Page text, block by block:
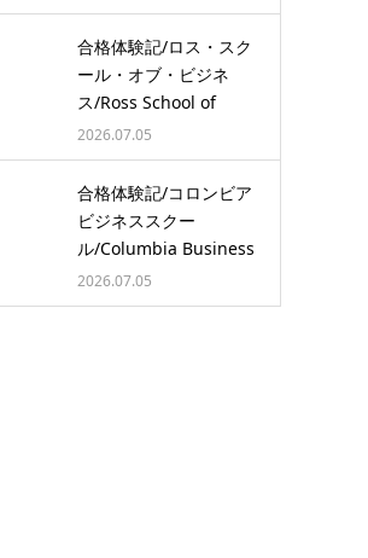
合格体験記/ロス・スク
ール・オブ・ビジネ
ス/Ross School of
Busine…
2026.07.05
合格体験記/コロンビア
ビジネススクー
ル/Columbia Business
School/…
2026.07.05